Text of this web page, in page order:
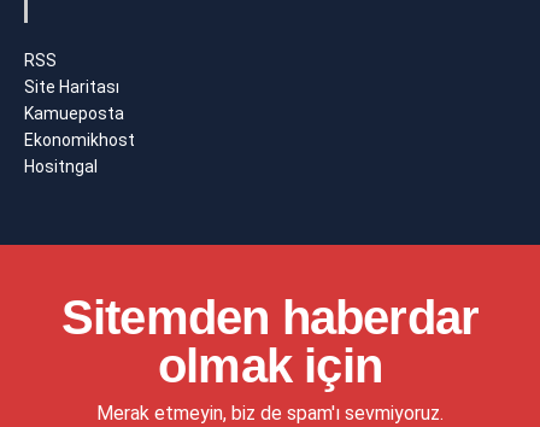
RSS
Site Haritası
Kamueposta
Ekonomikhost
Hositngal
Sitemden haberdar
olmak için
Merak etmeyin, biz de spam'ı sevmiyoruz.